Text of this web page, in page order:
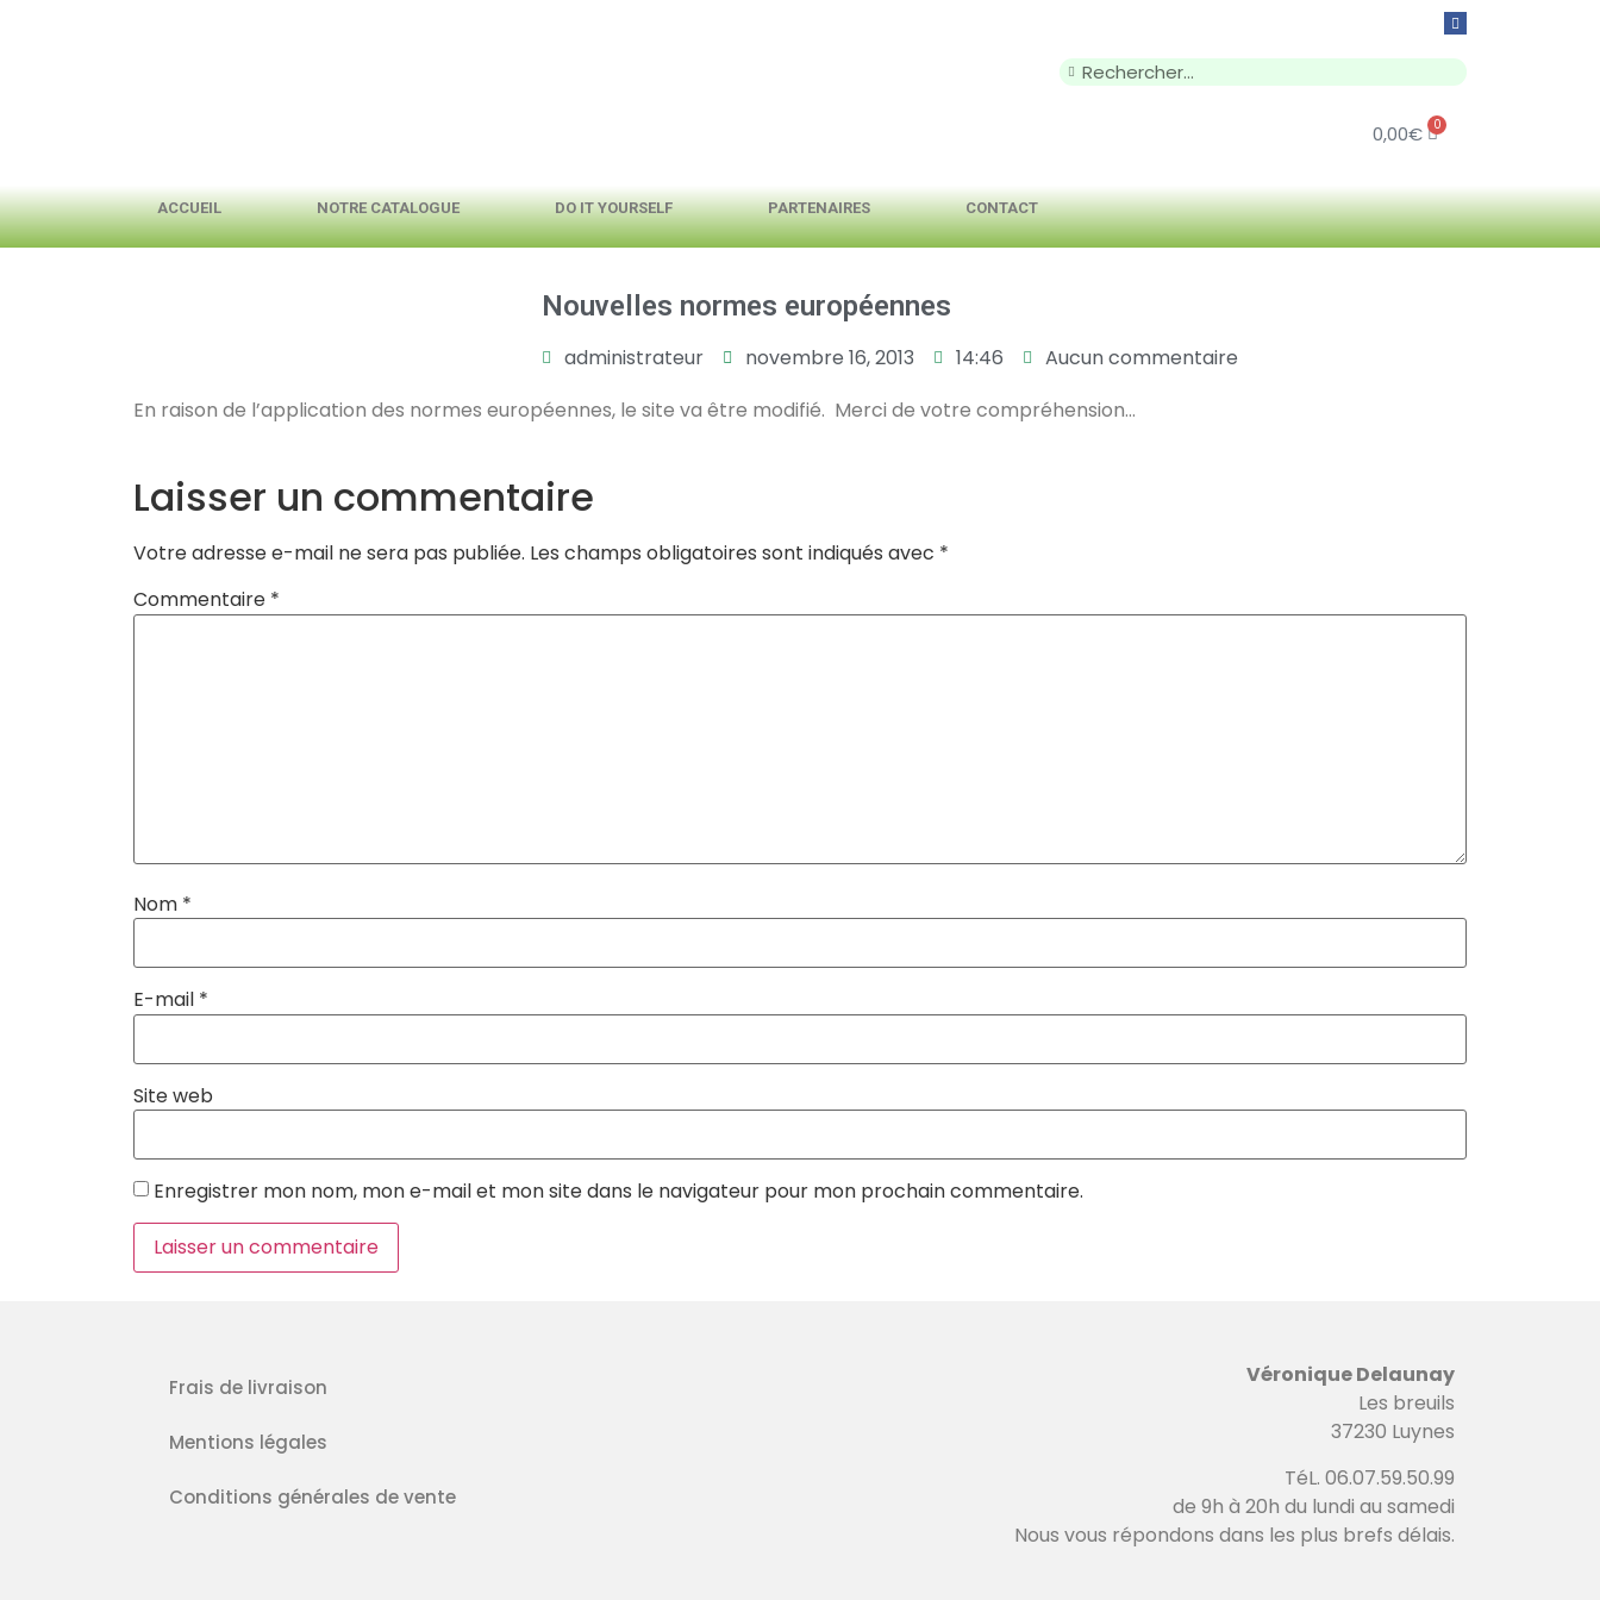
0,00€ 0
ACCUEIL NOTRE CATALOGUE DO IT YOURSELF PARTENAIRES CONTACT
Nouvelles normes européennes
administrateur novembre 16, 2013 14:46
Aucun commentaire
En raison de l’application des normes européennes, le site va être modifié. Merci de votre compréhension…
Laisser un commentaire
Votre adresse e-mail ne sera pas publiée. Les champs obligatoires sont indiqués avec *
Commentaire *
Nom *
E-mail *
Site web
Enregistrer mon nom, mon e-mail et mon site dans le navigateur pour mon prochain commentaire.
Frais de livraison
Mentions légales
Conditions générales de vente
Véronique Delaunay
Les breuils
37230 Luynes
TéL. 06.07.59.50.99
de 9h à 20h du lundi au samedi
Nous vous répondons dans les plus brefs délais.